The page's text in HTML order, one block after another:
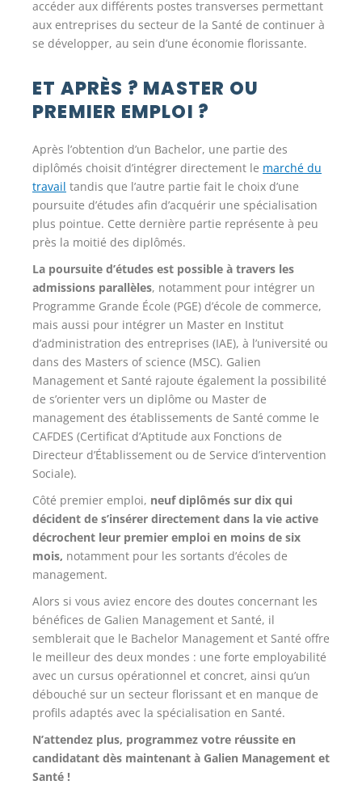
accéder aux différents postes transverses permettant
aux entreprises du secteur de la Santé de continuer à
se développer, au sein d’une économie florissante.
ET APRÈS ? MASTER OU
PREMIER EMPLOI ?
Après l’obtention d’un Bachelor, une partie des
diplômés choisit d’intégrer directement le marché du
travail tandis que l’autre partie fait le choix d’une
poursuite d’études afin d’acquérir une spécialisation
plus pointue. Cette dernière partie représente à peu
près la moitié des diplômés.
La poursuite d’études est possible à travers les
admissions parallèles, notamment pour intégrer un
Programme Grande École (PGE) d’école de commerce,
mais aussi pour intégrer un Master en Institut
d’administration des entreprises (IAE), à l’université ou
dans des Masters of science (MSC). Galien
Management et Santé rajoute également la possibilité
de s’orienter vers un diplôme ou Master de
management des établissements de Santé comme le
CAFDES (Certificat d’Aptitude aux Fonctions de
Directeur d’Établissement ou de Service d’intervention
Sociale).
Côté premier emploi, neuf diplômés sur dix qui
décident de s’insérer directement dans la vie active
décrochent leur premier emploi en moins de six
mois, notamment pour les sortants d’écoles de
management.
Alors si vous aviez encore des doutes concernant les
bénéfices de Galien Management et Santé, il
semblerait que le Bachelor Management et Santé offre
le meilleur des deux mondes : une forte employabilité
avec un cursus opérationnel et concret, ainsi qu’un
débouché sur un secteur florissant et en manque de
profils adaptés avec la spécialisation en Santé.
N’attendez plus, programmez votre réussite en
candidatant dès maintenant à Galien Management et
Santé !